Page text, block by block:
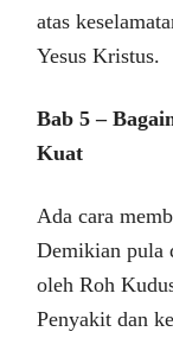
atas
Yesus Kristus.
Bab 5 –
Kuat
Ada cara
Demikian pula
oleh Roh
Penyakit dan